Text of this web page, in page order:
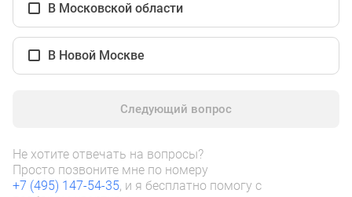
комнатные
комнатные
карте
Ипотечный
калькулятор
В Московской области
В Новой Москве
Следующий вопрос
Не хотите отвечать на вопросы?
Просто позвоните мне по номеру
+7 (495) 147-54-35, и я бесплатно помогу с